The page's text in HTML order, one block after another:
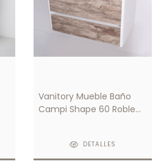
Vanitory Mueble Baño
Campi Shape 60 Roble
DETALLES